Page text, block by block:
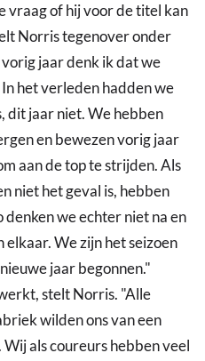
vraag of hij voor de titel kan
Norris tegenover onder
jaar denk ik dat we
het verleden hadden we
dit jaar niet. We hebben
en bewezen vorig jaar
aan de top te strijden. Als
niet het geval is, hebben
we echter niet na en
We zijn het seizoen
jaar begonnen."
stelt Norris. "Alle
wilden ons van een
als coureurs hebben veel